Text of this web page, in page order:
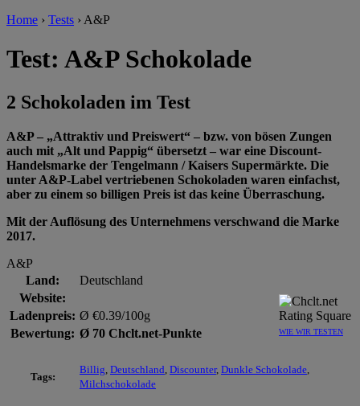
Home › Tests › A&P
Test: A&P Schokolade
2 Schokoladen im Test
A&P – „Attraktiv und Preiswert“ – bzw. von bösen Zungen
auch mit „Alt und Pappig“ übersetzt – war eine Discount-
Handelsmarke der Tengelmann / Kaisers Supermärkte. Die
unter A&P-Label vertriebenen Schokoladen waren einfachst,
aber zu einem so billigen Preis ist das keine Überraschung.
Mit der Auflösung des Unternehmens verschwand die Marke
2017.
A&P
Land:
Deutschland
WIE WIR TESTEN
Website:
Ladenpreis: Ø €0.39/100g
Bewertung: Ø 70 Chclt.net-Punkte
Tags:
Billig Deutschland Discounter, Dunkle Schokolade
Milchschokolade